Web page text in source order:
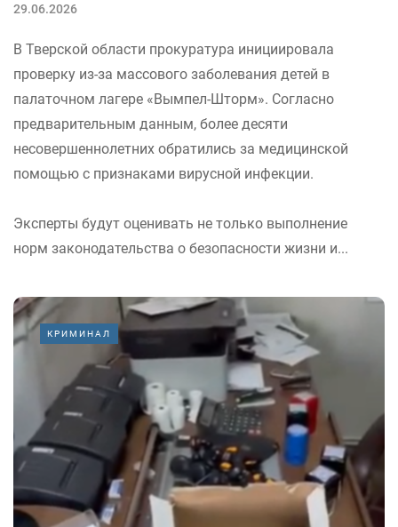
29.06.2026
В Тверской области прокуратура инициировала
проверку из-за массового заболевания детей в
палаточном лагере «Вымпел-Шторм». Согласно
предварительным данным, более десяти
несовершеннолетних обратились за медицинской
помощью с признаками вирусной инфекции.
Эксперты будут оценивать не только выполнение
норм законодательства о безопасности жизни и...
КРИМИНАЛ